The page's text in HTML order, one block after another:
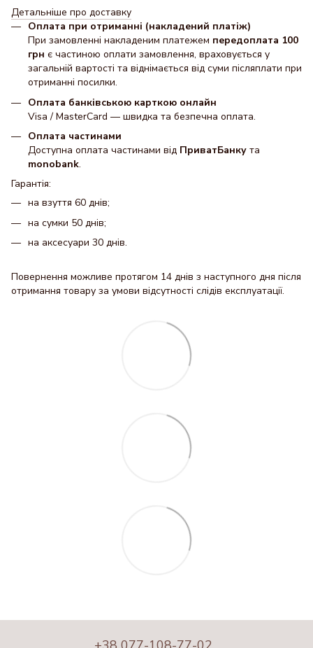
Детальніше про доставку
Оплата при отриманні (накладений платіж)
При замовленні накладеним платежем передоплата 100
грн є частиною оплати замовлення, враховується у
загальній вартості та віднімається від суми післяплати при
отриманні посилки.
Оплата банківською карткою онлайн
Visa / MasterCard — швидка та безпечна оплата.
Оплата частинами
Доступна оплата частинами від ПриватБанку та
monobank.
Гарантія:
на взуття 60 днів;
на сумки 50 днів;
на аксесуари 30 днів.
Повернення можливе протягом 14 днів з наступного дня після
отримання товару за умови відсутності слідів експлуатації.